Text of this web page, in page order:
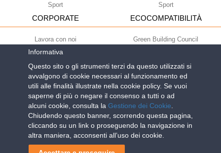
Sport
Sport
CORPORATE
Lavora con noi
Termini di utilizzo
Newsletter
ECOCOMPATIBILITÀ
Green Building Council
Geoplast S.p.A.| Via Martiri della Libertà, 6/8 - 35010 Grantorto (Padova)
ITALY - Tel+39 049 9490289 - info@geoplastglobal.com
Reg. Impr. PD. n. 03285310284 - R.E.A. n. 300667 P.IVA e C.F.
03285310284 | Cap. Soc. Euro 2.000.000 i.v. | PRIVACY POLICY
FESR Regione del Veneto
Informativa
Questo sito o gli strumenti terzi da questo utilizzati si
avvalgono di cookie necessari al funzionamento ed
utili alle finalità illustrate nella cookie policy. Se vuoi
saperne di più o negare il consenso a tutti o ad
alcuni cookie, consulta la Gestione dei Cookie
Chiudendo questo banner, scorrendo questa pagina,
cliccando su un link o proseguendo la navigazione in
altra maniera, acconsenti all’uso dei cookie.